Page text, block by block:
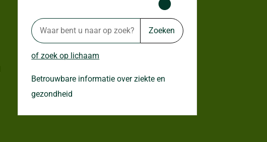
Zoeken
of zoek op lichaam
Betrouwbare informatie over ziekte en
gezondheid